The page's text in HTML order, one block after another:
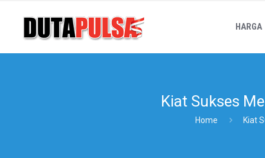
HARGA
Kiat Sukses
Home Kiat